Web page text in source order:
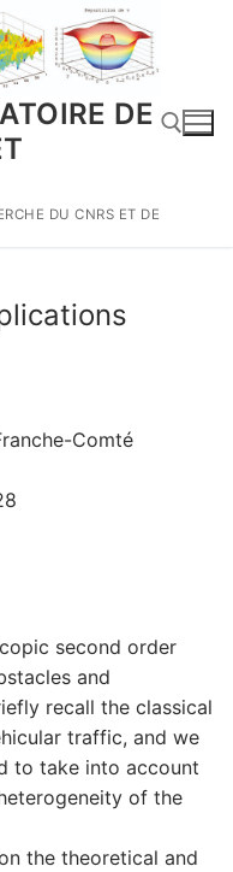
DE
DU CNRS ET DE
Comté
second order
and
recall the classical
traffic, and we
to take into account
of the
the theoretical and